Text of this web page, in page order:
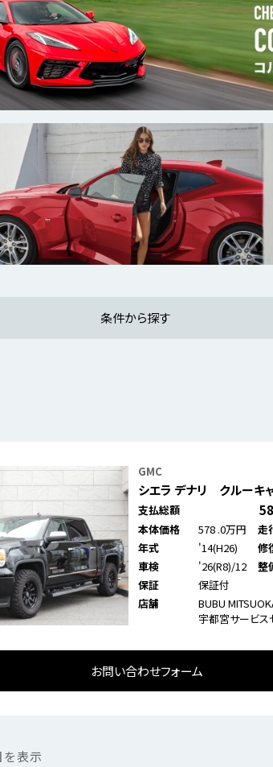
条件から探す
GMC
シエラ デナリ クルーキ
支払総額
本体価格 578.0万円 走
年式
'14(H26) 修
車検
'26(R8)/12 整
保証
保証付
店舗
BUBU
宇都宮サービス
お問い合わせフォーム
を表示